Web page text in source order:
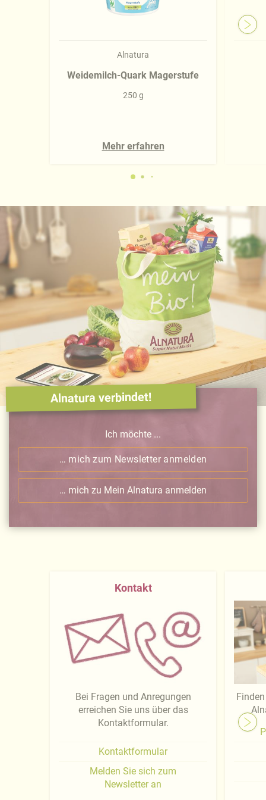
Alnatura
Weidemilch-Quark Magerstufe
250 g
Mehr erfahren
Alnatura verbindet!
Ich möchte ...
… mich zum Newsletter anmelden
… mich zu Mein Alnatura anmelden
Kontakt
Bei Fragen und Anregungen
erreichen Sie uns über das
Kontaktformular.
Kontaktformular
Melden Sie sich zum
Newsletter an